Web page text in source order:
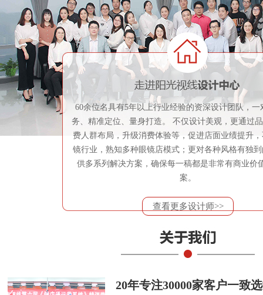
60余位名具有5年以上行业经验的资深设计团队，一
务、精准定位、量身打造。 不仅设计美观，更通过
费人群布局，升级消费体验等，促进店面业绩提升
镜行业，熟知多种眼镜店模式；更对各种风格有独
供多系列解决方案，确保每一稿都是非常有商业价
案。
查看更多设计师>>
20年专注30000家客户一致